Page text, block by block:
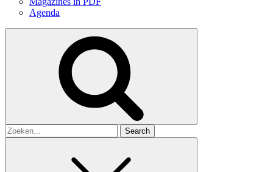
Agenda
Search
for